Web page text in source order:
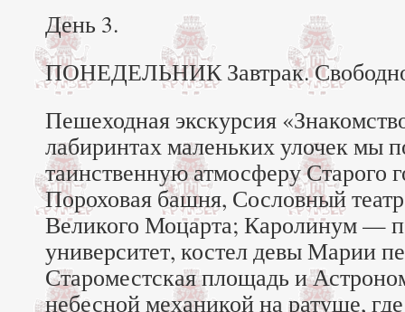
День 3.
ПОНЕДЕЛЬНИК Завтрак.
Пешеходная экскурсия
лабиринтах маленьких улочек мы
таинственную атмосферу Старого
Пороховая башня, Сословный
Великого Моцарта; Каролинум —
университет, костел девы Марии
Староместская площадь и
небесной механикой на ратуше,